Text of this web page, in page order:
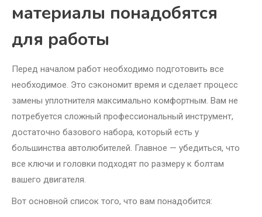
материалы понадобятся
для работы
Перед началом работ необходимо подготовить все
необходимое. Это сэкономит время и сделает процесс
замены уплотнителя максимально комфортным. Вам не
потребуется сложный профессиональный инструмент,
достаточно базового набора, который есть у
большинства автолюбителей. Главное — убедиться, что
все ключи и головки подходят по размеру к болтам
вашего двигателя.
Вот основной список того, что вам понадобится: